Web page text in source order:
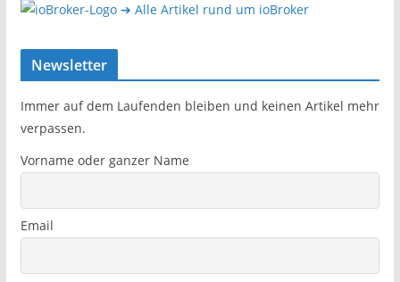
➔ Alle Artikel rund um ioBroker
Newsletter
Immer auf dem Laufenden bleiben und keinen Artikel mehr
verpassen.
Vorname oder ganzer Name
Email